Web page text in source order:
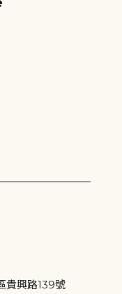
貴興路139號